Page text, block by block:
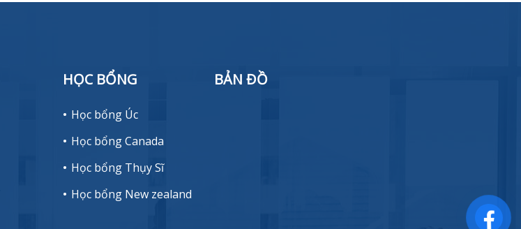
HỌC BỔNG
Học bổng Úc
Học bổng Canada
Học bổng Thụy Sĩ
Học bổng New zealand
BẢN ĐỒ